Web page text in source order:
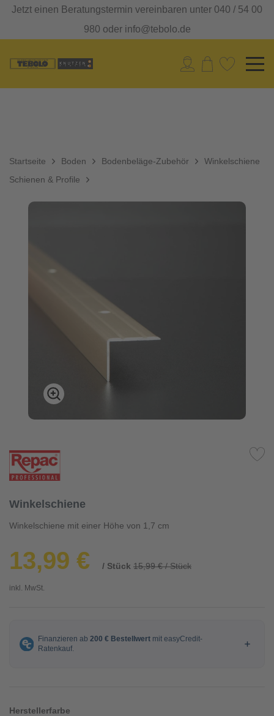
Jetzt einen Beratungstermin vereinbaren unter 040 / 54 00
980 oder info@tebolo.de
Startseite Boden
Bodenbeläge-Zubehör
Schienen & Profile
Winkelschiene
Winkelschiene
Winkelschiene mit einer Höhe von 1,7 cm
13,99 € / Stück 15,99 € / Stück
inkl. MwSt.
Herstellerfarbe